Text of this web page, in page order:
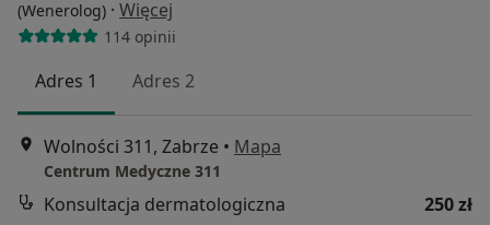
(Wenerolog) · Więcej
114 opinii
Adres 1 Adres 2
Wolności 311, Zabrze • Mapa
Centrum Medyczne 311
Konsultacja dermatologiczna
250 zł